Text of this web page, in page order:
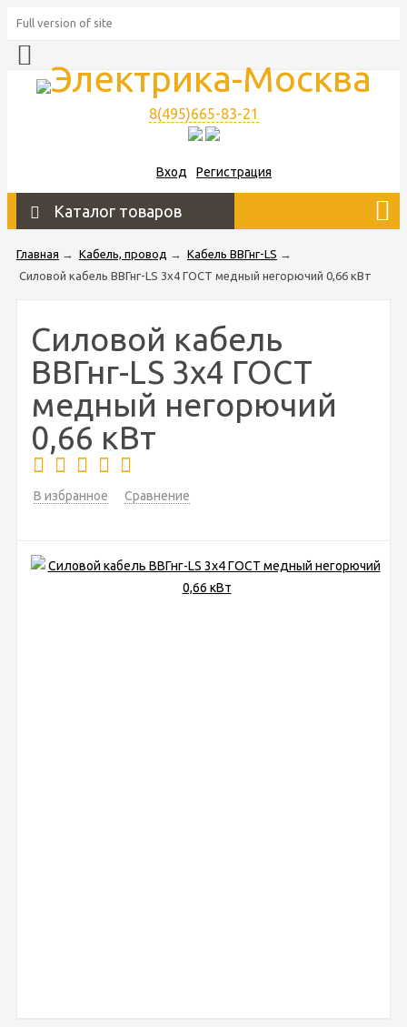
Full version of site
8(495)665-83-21
Вход Регистрация
Каталог товаров
Главная → Кабель, провод → Кабель ВВГнг-LS →
Силовой кабель ВВГнг-LS 3х4 ГОСТ медный негорючий 0,66 кВт
Силовой кабель
ВВГнг-LS 3х4 ГОСТ
медный негорючий
0,66 кВт
В избранное Сравнение